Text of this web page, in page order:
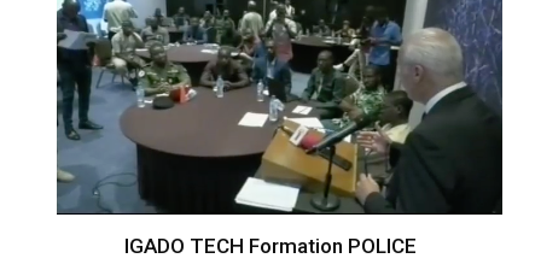
IGADO TECH Formation POLICE